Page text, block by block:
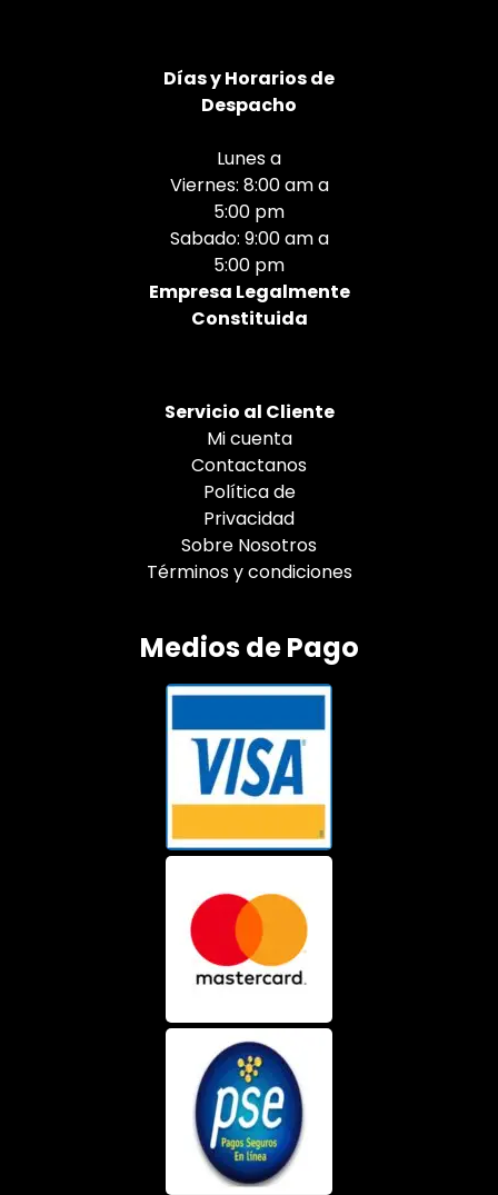
Díasy Horarios de
Despacho
Lunes a
Viernes: 8:00 am a
5:00 pm
Sabado: 9:00 am a
5:00 pm
Empresa Legalmente
Constituida
Servicio al Cliente
Mi cuenta
Contactanos
Política de
Privacidad
Sobre Nosotros
Términos y condiciones
Medios de Pago